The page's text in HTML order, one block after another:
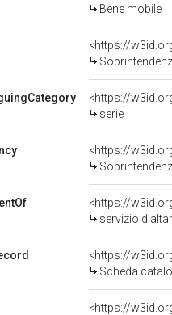
Bene mobile
<https://
<https://
serie
<https://
<https://
servizio
<https://
Scheda